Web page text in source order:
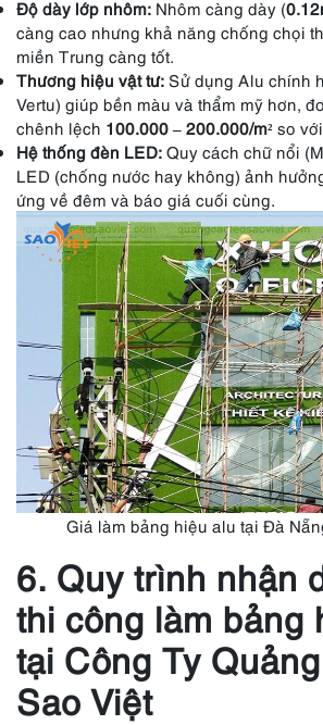
Độ dày lớp nhôm: Nhôm càng dày (
càng cao nhưng khả năng chống chọi
miền Trung càng tốt.
Thương hiệu vật tư: Sử dụng Alu chính
Vertu) giúp bền màu và thẩm mỹ hơn,
chênh lệch 100.000 – 200.000/m² so
Hệ thống đèn LED: Quy cách chữ nổi
LED (chống nước hay không) ảnh
ứng về đêm và báo giá cuối cùng.
Giá làm bảng hiệu alu tại Đà
6. Quy trình nhận
thi công làm bảng
tại Công Ty
Sao Việt